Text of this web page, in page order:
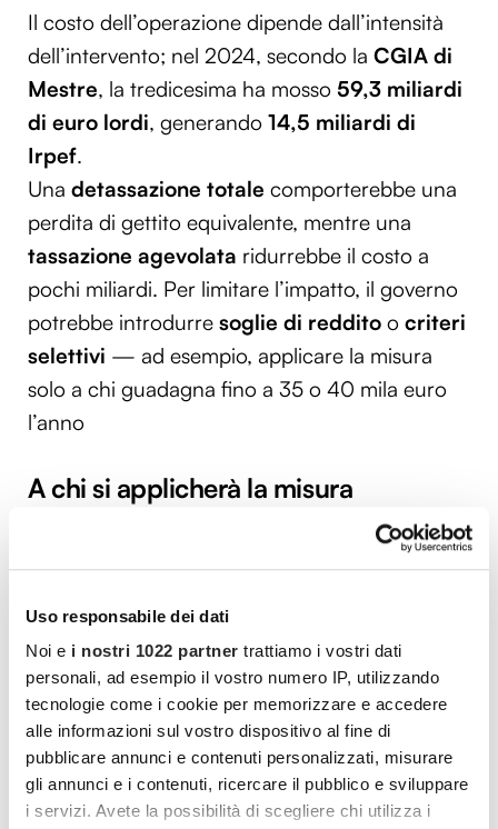
Uso responsabile dei dati
Noi e i nostri 1022 partner trattiamo i vostri dati
personali, ad esempio il vostro numero IP, utilizzando
tecnologie come i cookie per memorizzare e accedere
alle informazioni sul vostro dispositivo al fine di
pubblicare annunci e contenuti personalizzati, misurare
gli annunci e i contenuti, ricercare il pubblico e sviluppare
i servizi. Avete la possibilità di scegliere chi utilizza i
Il costo dell’operazione dipende dall’intensità
dell’intervento; nel 2024, secondo la CGIA di
Mestre, la tredicesima ha mosso 59,3 miliardi
di euro lordi, generando 14,5 miliardi di
Irpef.
Una detassazione totale comporterebbe una
perdita di gettito equivalente, mentre una
tassazione agevolata ridurrebbe il costo a
pochi miliardi. Per limitare l’impatto, il governo
potrebbe introdurre soglie di reddito o criteri
selettivi — ad esempio, applicare la misura
solo a chi guadagna fino a 35 o 40 mila euro
l’anno
A chi si applicherà la misura
La detassazione, se approvata, dovrebbe
riguardare tutti ilavoratori dipendenti
Resterebbero esclusiautonomi e partite Iva
Non è escluso che si preveda un limite di
reddito o unaprogressività inversa, per
favorire maggiormente i ceti medi e bassi.